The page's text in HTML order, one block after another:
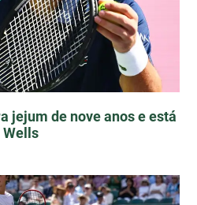
jejum de nove anos e está
Wells